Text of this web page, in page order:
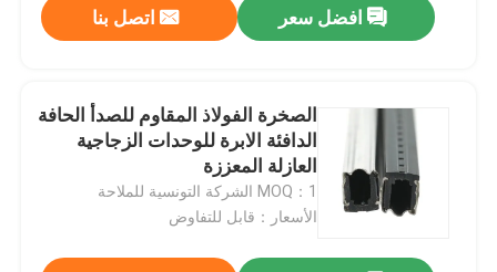
افضل سعر اتصل بنا
الصخرة الفولاذ المقاوم للصدأ الحافة
الدافئة الابرة للوحدات الزجاجية
العازلة المعززة
MOQ：1 الشركة التونسية للملاحة
الأسعار：قابل للتفاوض